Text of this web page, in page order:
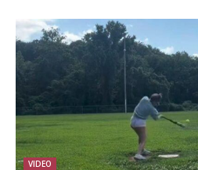
VIDEO